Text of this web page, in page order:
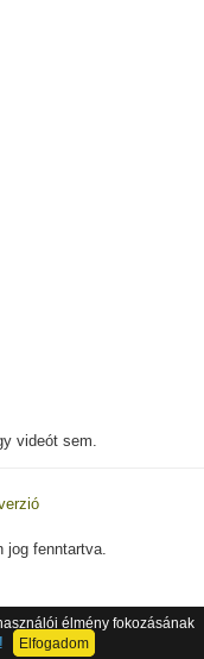
videót sem.
jog fenntartva.
élmény fokozásának
Elfogadom